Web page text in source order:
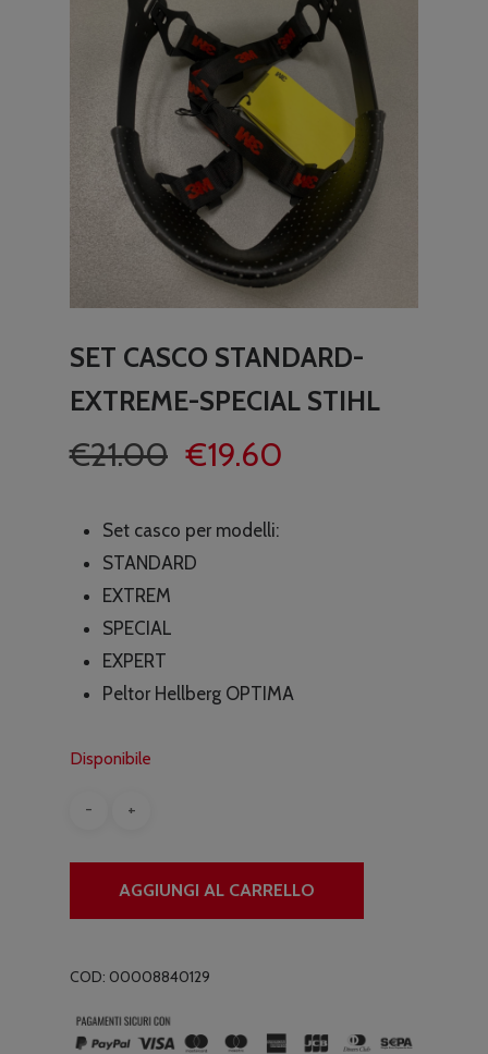
SET CASCO STANDARD-
EXTREME-SPECIAL STIHL
€21.00 Il
originale
era:
€19.60
Set casco per modelli:
STANDARD
EXTREM
SPECIAL
EXPERT
Peltor Hellberg OPTIMA
Disponibile
AGGIUNGI AL CARRELLO
COD: 00008840129